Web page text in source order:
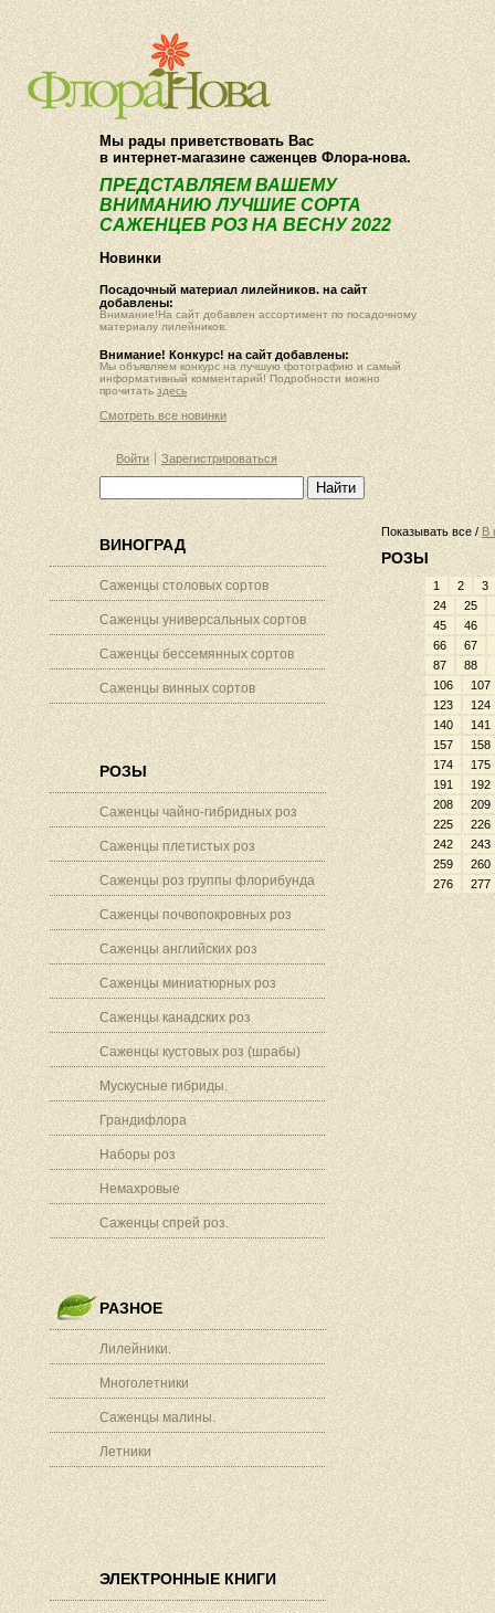
О компании Как купить
Мы рады приветствовать Вас
в интернет-магазине саженцев Флора-нова.
ПРЕДСТАВЛЯЕМ ВАШЕМУ
ВНИМАНИЮ ЛУЧШИЕ СОРТА
САЖЕНЦЕВ РОЗ НА ВЕСНУ 2022
Новинки
Посадочный материал лилейников. на сайт
добавлены:
Внимание!На сайт добавлен ассортимент по посадочному
материалу лилейников.
Внимание! Конкурс! на сайт добавлены:
Мы объявляем конкурс на лучшую фотографию и самый
информативный комментарий! Подробности можно
прочитать здесь
Смотреть все новинки
Войти Зарегистрироваться
ВИНОГРАД
Саженцы столовых сортов
Саженцы универсальных сортов
Саженцы бессемянных сортов
Саженцы винных сортов
РОЗЫ
Саженцы чайно-гибридных роз
Саженцы плетистых роз
Саженцы роз группы флорибунда
Саженцы почвопокровных роз
Саженцы английских роз
Саженцы миниатюрных роз
Саженцы канадских роз
Саженцы кустовых роз (шрабы)
Мускусные гибриды.
Грандифлора
Наборы роз
Немахровые
Саженцы спрей роз.
РАЗНОЕ
Лилейники.
Многолетники
Саженцы малины.
Летники
ЭЛЕКТРОННЫЕ КНИГИ
Показывать все / В
РОЗЫ
1 2
3
24
25
45
46
66
67
87
88
106
107
123
124
140
141
157
158
174
175
191
192
208
209
225
226
242
243
259
260
276
277